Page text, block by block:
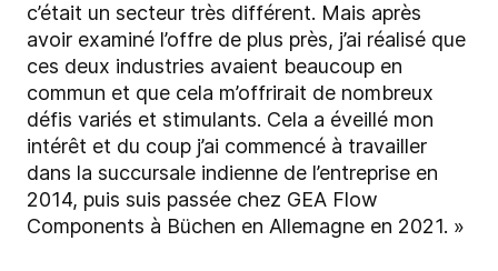
c’était un secteur très différent. Mais après
avoir examiné l’offre de plus près, j’ai réalisé que
ces deux industries avaient beaucoup en
commun et que cela m’offrirait de nombreux
défis variés et stimulants. Cela a éveillé mon
intérêt et du coup j’ai commencé à travailler
dans la succursale indienne de l’entreprise en
2014, puis suis passée chez GEA Flow
Components à Büchen en Allemagne en 2021. »